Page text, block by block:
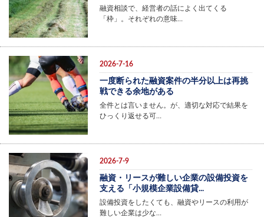
融資相談で、経営者の話によく出てくる
「枠」。それぞれの意味…
2026-7-16
一度断られた融資案件の半分以上は再挑
戦できる余地がある
全件とは言いません。が、適切な対応で結果を
ひっくり返せる可…
2026-7-9
融資・リースが難しい企業の設備投資を
支える「小規模企業設備貸...
設備投資をしたくても、融資やリースの利用が
難しい企業は少な…